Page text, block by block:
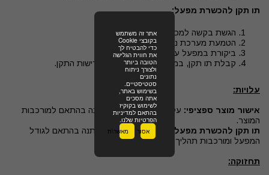
מאשר\ת אסור
אתר זה משתמש
בקובצי Cookie
כדי להבטיח לך
את חווית הגלישה
הטובה ביותר
ולצורך ניתוח
נתונים
סטטיסטיים.
בשימוש באתר,
אתה מסכים
לשימוש בקוקיז
בהתאם למדיניות
הפרטיות שלנו.
תו תקן להכשרת מפעל:
הגשת בקשה למכון התקנים הישראלי.
הטמעת מערכת ניהול איכות במפעל.
ביקורת במפעל על ידי צוות מכון התקנים.
קבלת תו תקן, במידה והמפעל עומד בדרישות התקן.
עלויות:
אישור מוצר ספציפי: עלות נמוכה יחסית, משתנה בהתאם למורכבות
המוצר.
תו תקן להכשרת מפעל:
עלות גבוהה יותר, משתנה בהתאם לגודל
המפעל ומורכבות תהליך הייצור.
תחזוקה: